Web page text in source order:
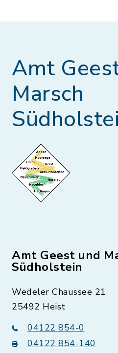
Amt
Marsch
Amt Geest und
Südholstein
Wedeler Chaussee 21
25492 Heist
04122 854-0
04122 854-140